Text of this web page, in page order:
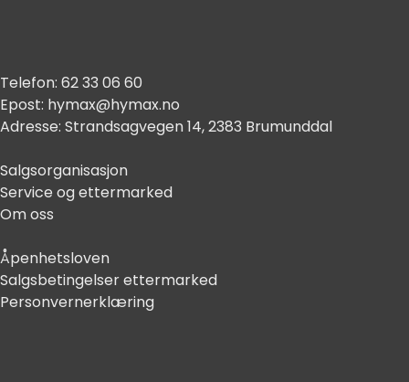
Telefon: 62 33 06 60
Epost: hymax@hymax.no
Adresse: Strandsagvegen 14, 2383 Brumunddal
Salgsorganisasjon
Service og ettermarked
Om oss
Åpenhetsloven
Salgsbetingelser ettermarked
Personvernerklæring